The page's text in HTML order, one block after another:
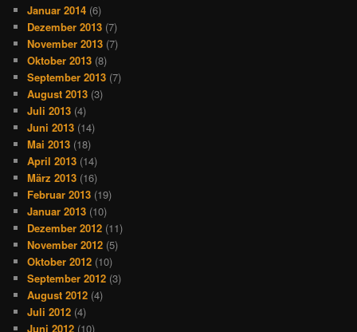
Januar 2014 (6)
Dezember 2013 (7)
November 2013 (7)
Oktober 2013 (8)
September 2013 (7)
August 2013 (3)
Juli 2013 (4)
Juni 2013 (14)
Mai 2013 (18)
April 2013 (14)
März 2013 (16)
Februar 2013 (19)
Januar 2013 (10)
Dezember 2012 (11)
November 2012 (5)
Oktober 2012 (10)
September 2012 (3)
August 2012 (4)
Juli 2012 (4)
Juni 2012 (10)